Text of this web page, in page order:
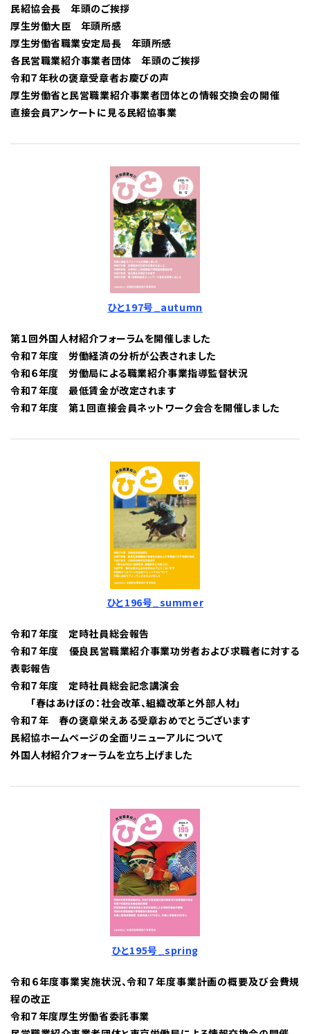
民紹協会長 年頭のご挨拶
厚生労働大臣 年頭所感
厚生労働省職業安定局長 年頭所感
各民営職業紹介事業者団体 年頭のご挨拶
令和７年秋の褒章受章者お慶びの声
厚生労働省と民営職業紹介事業者団体との情報交換会の開催
直接会員アンケートに見る民紹協事業
ひと197号_autumn
第１回外国人材紹介フォーラムを開催しました
令和７年度 労働経済の分析が公表されました
令和６年度 労働局による職業紹介事業指導監督状況
令和７年度 最低賃金が改定されます
令和７年度 第１回直接会員ネットワーク会合を開催しました
ひと196号_summer
令和７年度 定時社員総会報告
令和７年度 優良民営職業紹介事業功労者および求職者に対する
表彰報告
令和７年度 定時社員総会記念講演会
「春はあけぼの：社会改革、組織改革と外部人材」
令和７年 春の褒章栄えある受章おめでとうございます
民紹協ホームページの全面リニューアルについて
外国人材紹介フォーラムを立ち上げました
ひと195号_spring
令和６年度事業実施状況、令和７年度事業計画の概要及び会費規
程の改正
令和７年度厚生労働省委託事業